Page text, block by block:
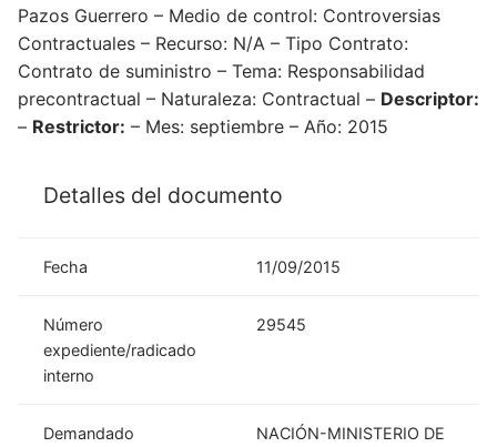
Pazos Guerrero – Medio de control: Controversias
Contractuales – Recurso: N/A – Tipo Contrato:
Contrato de suministro – Tema: Responsabilidad
precontractual – Naturaleza: Contractual – Descriptor:
– Restrictor: – Mes: septiembre – Año: 2015
Detalles del documento
Fecha 11/09/2015
Número
expediente/radicado
interno
29545
Demandado
NACIÓN-MINISTERIO DE